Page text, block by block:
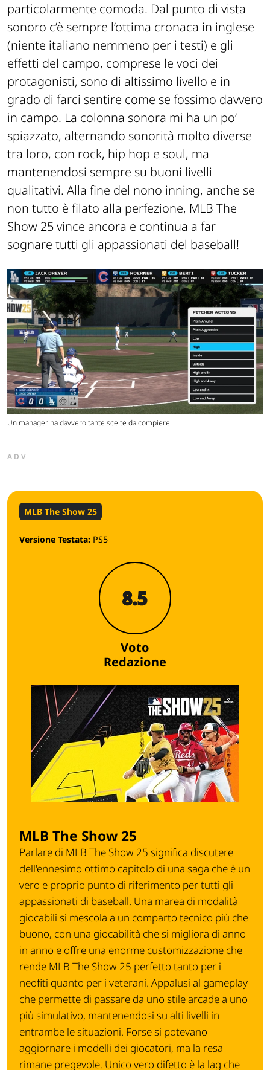
particolarmente comoda. Dal punto di vista
sonoro c’è sempre l’ottima cronaca in inglese
(niente italiano nemmeno per i testi) e gli
effetti del campo, comprese le voci dei
protagonisti, sono di altissimo livello e in
grado di farci sentire come se fossimo davvero
in campo. La colonna sonora mi ha un po’
spiazzato, alternando sonorità molto diverse
tra loro, con rock, hip hop e soul, ma
mantenendosi sempre su buoni livelli
qualitativi. Alla fine del nono inning, anche se
non tutto è filato alla perfezione, MLB The
Show 25 vince ancora e continua a far
sognare tutti gli appassionati del baseball!
Un manager ha davvero tante scelte da compiere
ADV
MLB The Show 25
Versione Testata: PS5
8.5
Voto
Redazione
MLB The Show 25
Parlare di MLB The Show 25 significa discutere
dell'ennesimo ottimo capitolo di una saga che è un
vero e proprio punto di riferimento per tutti gli
appassionati di baseball. Una marea di modalità
giocabili si mescola a un comparto tecnico più che
buono, con una giocabilità che si migliora di anno
in anno e offre una enorme customizzazione che
rende MLB The Show 25 perfetto tanto per i
neofiti quanto per i veterani. Appalusi al gameplay
che permette di passare da uno stile arcade a uno
più simulativo, mantenendosi su alti livelli in
entrambe le situazioni. Forse si potevano
aggiornare i modelli dei giocatori, ma la resa
rimane pregevole. Unico vero difetto è la lag che